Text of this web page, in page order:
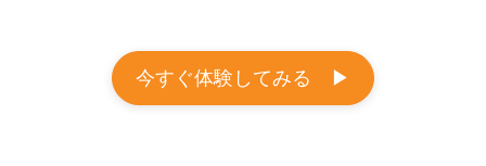
今すぐ体験してみる ▶︎